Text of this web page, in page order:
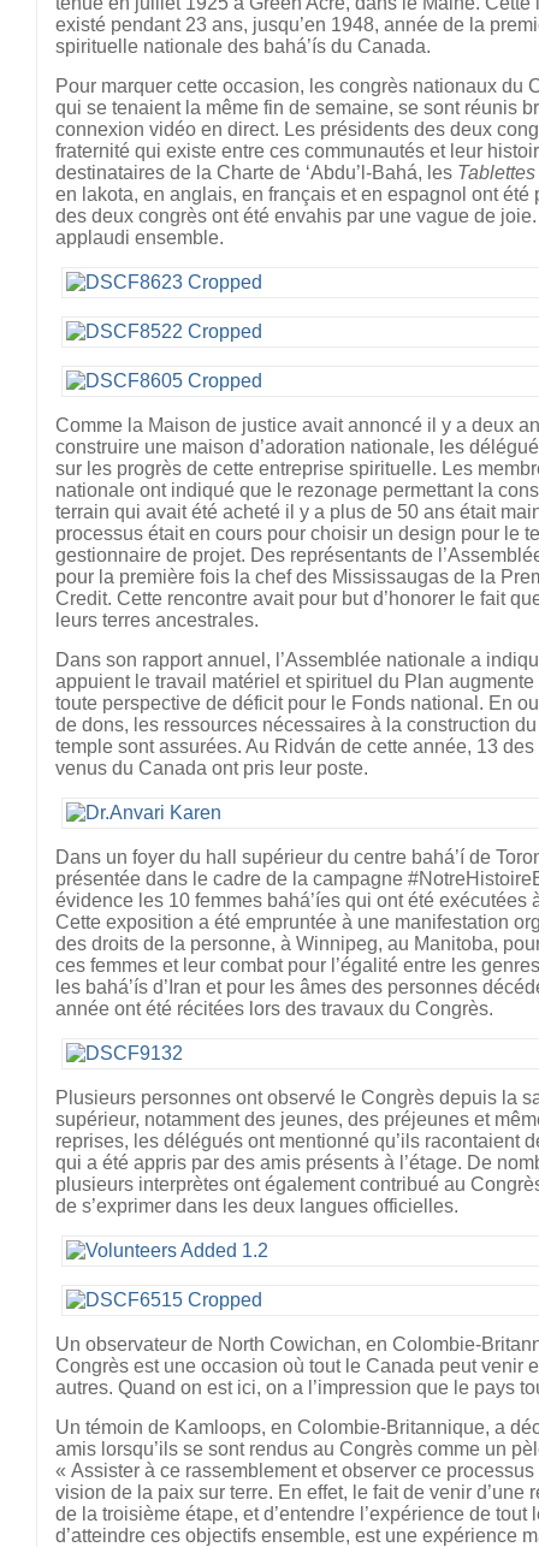
existé pendant 23 ans, jusqu’en 1948, année de la
spirituelle nationale des bahá’ís du Canada.
Pour marquer cette occasion, les congrès nationaux du
qui se tenaient la même fin de semaine, se sont réunis
connexion vidéo en direct. Les présidents des deux
fraternité qui existe entre ces communautés et leur
destinataires de la Charte de ‘Abdu’l-Bahá, les
en lakota, en anglais, en français et en espagnol ont été
des deux congrès ont été envahis par une vague de
applaudi ensemble.
Comme la Maison de justice avait annoncé il y a deux
construire une maison d’adoration nationale, les
sur les progrès de cette entreprise spirituelle. Les
nationale ont indiqué que le rezonage permettant la
terrain qui avait été acheté il y a plus de 50 ans était
processus était en cours pour choisir un design pour le
gestionnaire de projet. Des représentants de
pour la première fois la chef des Mississaugas de la
Credit. Cette rencontre avait pour but d’honorer le fait
leurs terres ancestrales.
Dans son rapport annuel, l’Assemblée nationale a
appuient le travail matériel et spirituel du Plan
toute perspective de déficit pour le Fonds national. En
de dons, les ressources nécessaires à la construction
temple sont assurées. Au Ridván de cette année, 13
venus du Canada ont pris leur poste.
Dans un foyer du hall supérieur du centre bahá’í de
présentée dans le cadre de la campagne
évidence les 10 femmes bahá’íes qui ont été exécutées
Cette exposition a été empruntée à une manifestation
des droits de la personne, à Winnipeg, au Manitoba,
ces femmes et leur combat pour l’égalité entre les
les bahá’ís d’Iran et pour les âmes des personnes
année ont été récitées lors des travaux du Congrès.
Plusieurs personnes ont observé le Congrès depuis la
supérieur, notamment des jeunes, des préjeunes et
reprises, les délégués ont mentionné qu’ils racontaient
qui a été appris par des amis présents à l’étage. De
plusieurs interprètes ont également contribué au
de s’exprimer dans les deux langues officielles.
Un observateur de North Cowichan, en Colombie-
Congrès est une occasion où tout le Canada peut venir
autres. Quand on est ici, on a l’impression que le pays
Un témoin de Kamloops, en Colombie-Britannique, a
amis lorsqu’ils se sont rendus au Congrès comme un
« Assister à ce rassemblement et observer ce
vision de la paix sur terre. En effet, le fait de venir d’une
de la troisième étape, et d’entendre l’expérience de tout
d’atteindre ces objectifs ensemble, est une expérience